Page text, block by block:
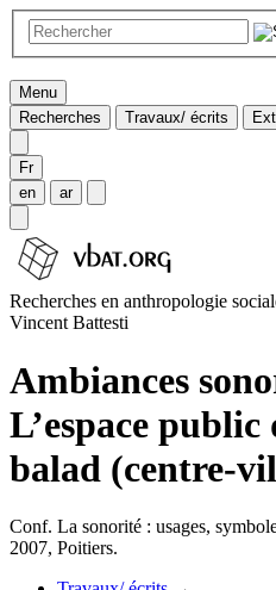
Menu
Recherches
Travaux/ écrits
Fr
en
ar
Recherches en anthropologie
Vincent Battesti
Ambiances
L’espace
balad (centre-
Conf. La sonorité : usages,
2007, Poitiers.